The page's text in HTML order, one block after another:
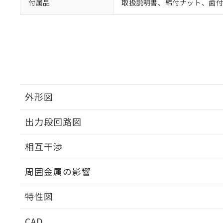
付属品 取扱説明書、締付ナット、歯
外形図
出力段回路図
相互干渉
周囲金属の影響
特性図